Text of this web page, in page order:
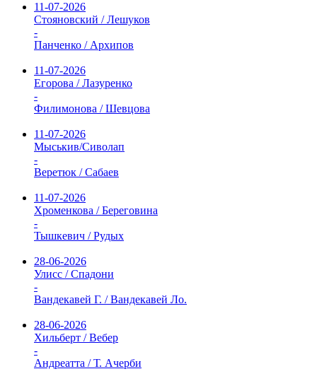
11-07-2026
Стояновский / Лешуков
-
Панченко / Архипов
11-07-2026
Егорова / Лазуренко
-
Филимонова / Шевцова
11-07-2026
Мыськив/Сиволап
-
Веретюк / Сабаев
11-07-2026
Хроменкова / Береговина
-
Тышкевич / Рудых
28-06-2026
Улисс / Спадони
-
Вандекавей Г. / Вандекавей Ло.
28-06-2026
Хильберт / Вебер
-
Андреатта / Т. Ачерби